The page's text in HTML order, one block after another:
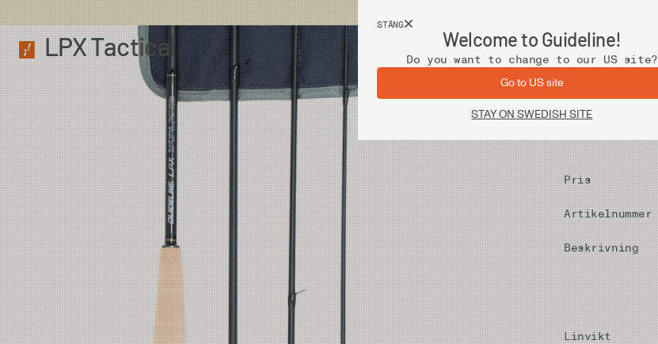
STÄNG
Welcome to Guideline!
Do you want to change to our US site?
Go to US site
STAY ON SWEDISH SITE
LPX Tactical
Pris
Artikelnummer
Beskrivning
Linvikt